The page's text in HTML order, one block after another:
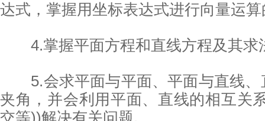
达式，掌握用坐标表达式进行向量运
4.掌握平面方程和直线方程及其求
5.会求平面与平面、平面与直线、
夹角，并会利用平面、直线的相互关
交等))解决有关问题.